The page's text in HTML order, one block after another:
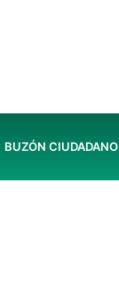
BUZÓN CIUDADANO